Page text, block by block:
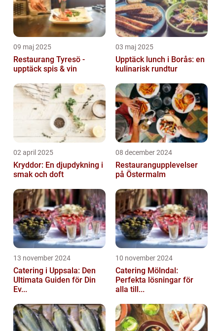
09 maj 2025
Restaurang Tyresö -
upptäck spis & vin
03 maj 2025
Upptäck lunch i Borås: en
kulinarisk rundtur
02 april 2025
Kryddor: En djupdykning i
smak och doft
08 december 2024
Restaurangupplevelser
på Östermalm
13 november 2024
Catering i Uppsala: Den
Ultimata Guiden för Din
Ev...
10 november 2024
Catering Mölndal:
Perfekta lösningar för
alla till...